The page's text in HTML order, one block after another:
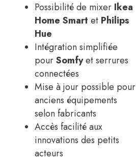
Possibilité de mixer Ikea
Home Smart et Philips
Hue
Intégration simplifiée
pourSomfyet serrures
connectées
Mise à jour possible pour
anciens équipements
selon fabricants
Accès facilité aux
innovations des petits
acteurs